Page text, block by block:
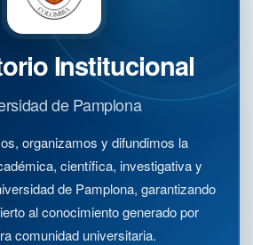
Institucional
de Pamplona
organizamos y difundimos la
científica, investigativa y
de Pamplona, garantizando
al conocimiento generado por
comunidad universitaria.